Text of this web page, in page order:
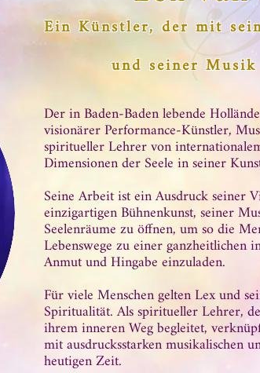
Ein Künstler, der mit
und seiner
Der in Baden-Baden lebende
visionärer Performance-Künstler,
spiritueller Lehrer von
Dimensionen der Seele in seiner
Seine Arbeit ist ein Ausdruck seiner
einzigartigen Bühnenkunst, seiner
Seelenräume zu öffnen, um so die
Lebenswege zu einer ganzheitlichen
Anmut und Hingabe einzuladen.
Für viele Menschen gelten Lex und
Spiritualität. Als spiritueller Lehrer,
ihrem inneren Weg begleitet,
mit ausdrucksstarken musikalischen
heutigen Zeit.